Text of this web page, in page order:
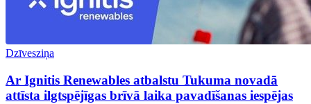
Dzīvesziņa
Ar Ignitis Renewables atbalstu Tukuma novadā
attīsta ilgtspējīgas brīvā laika pavadīšanas iespējas